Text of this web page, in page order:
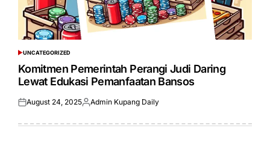
POSTED
IN
UNCATEGORIZED
Komitmen Pemerintah Perangi Judi Daring
Lewat Edukasi Pemanfaatan Bansos
Posted
August 24, 2025Posted
Admin Kupang Daily